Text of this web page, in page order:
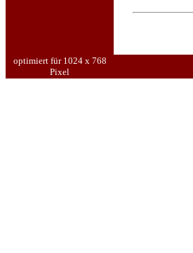
optimiert für 1024 x 768
Pixel